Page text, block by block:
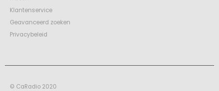
Klantenservice
Geavanceerd zoeken
Privacybeleid
© CaRadio 2020